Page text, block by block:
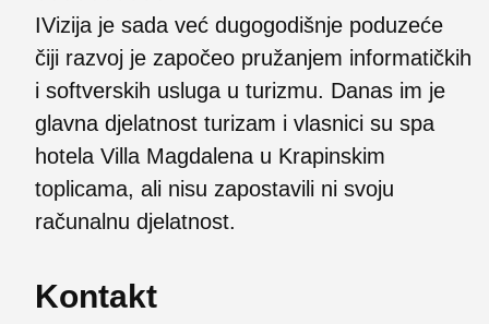
IVizija je sada već dugogodišnje poduzeće
čiji razvoj je započeo pružanjem informatičkih
i softverskih usluga u turizmu. Danas im je
glavna djelatnost turizam i vlasnici su spa
hotela Villa Magdalena u Krapinskim
toplicama, ali nisu zapostavili ni svoju
računalnu djelatnost.
Kontakt